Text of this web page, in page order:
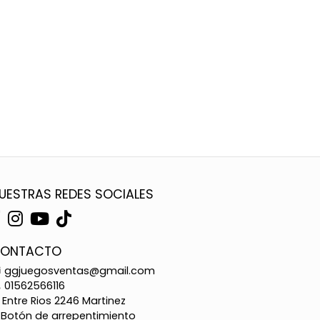
REDES SOCIALES
ggjuegosventas@gmail.com
01562566116
Entre Rios 2246 Martinez
de arrepentimiento